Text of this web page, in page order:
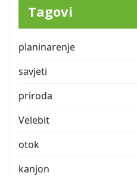
Tagovi
planinarenje
savjeti
priroda
Velebit
otok
kanjon